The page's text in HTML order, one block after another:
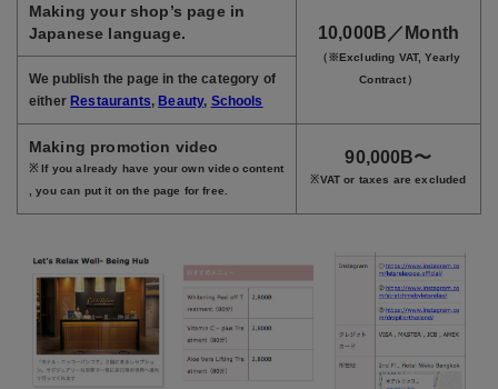
Making your shop’s page in
Japanese language.
10,000B／Month
（※Excluding VAT, Yearly
Contract）
We publish the page in the category of
eitherRestaurants,Beauty, Schools
Making promotion video
※ If you already have your own video content
, you can put it on the page for free.
90,000B〜
※VAT or taxes are excluded